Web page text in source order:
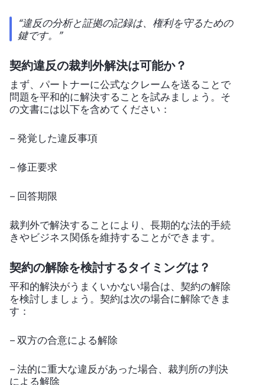
“違反の分析と証拠の記録は、権利を守るための
鍵です。”
契約違反の裁判外解決は可能か？
まず、パートナーに公式なクレームを送ることで
問題を平和的に解決することを試みましょう。そ
の文書には以下を含めてください：
– 発覚した違反事項
– 修正要求
– 回答期限
裁判外で解決することにより、長期的な法的手続
きやビジネス関係を維持することができます。
契約の解除を検討するタイミングは？
平和的解決がうまくいかない場合は、契約の解除
を検討しましょう。契約は次の場合に解除できま
す：
– 双方の合意による解除
– 法的に重大な違反があった場合、裁判所の判決
による解除